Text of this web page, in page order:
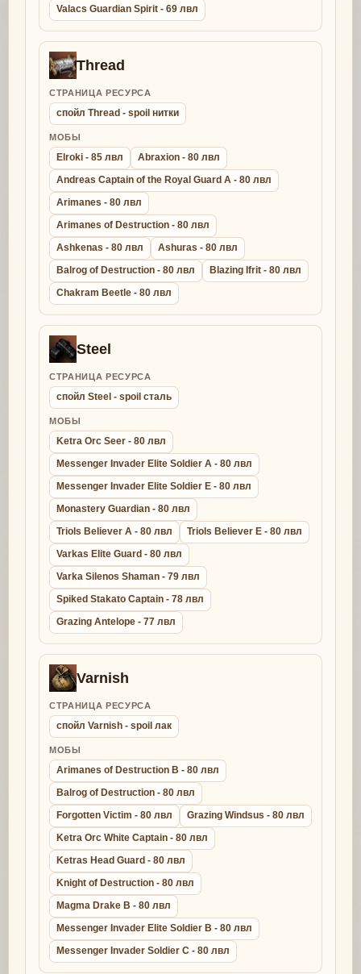
Valacs Guardian Spirit - 69 лвл
Thread
СТРАНИЦА РЕСУРСА
спойл Thread - spoil нитки
МОБЫ
Elroki - 85 лвл
Abraxion - 80 лвл
Andreas Captain of the Royal Guard A - 80 лвл
Arimanes - 80 лвл
Arimanes of Destruction - 80 лвл
Ashkenas - 80 лвл
Ashuras - 80 лвл
Balrog of Destruction - 80 лвл
Blazing Ifrit - 80 лвл
Chakram Beetle - 80 лвл
Steel
СТРАНИЦА РЕСУРСА
спойл Steel - spoil сталь
МОБЫ
Ketra Orc Seer - 80 лвл
Messenger Invader Elite Soldier A - 80 лвл
Messenger Invader Elite Soldier E - 80 лвл
Monastery Guardian - 80 лвл
Triols Believer A - 80 лвл
Triols Believer E - 80 лвл
Varkas Elite Guard - 80 лвл
Varka Silenos Shaman - 79 лвл
Spiked Stakato Captain - 78 лвл
Grazing Antelope - 77 лвл
Varnish
СТРАНИЦА РЕСУРСА
спойл Varnish - spoil лак
МОБЫ
Arimanes of Destruction B - 80 лвл
Balrog of Destruction - 80 лвл
Forgotten Victim - 80 лвл
Grazing Windsus - 80 лвл
Ketra Orc White Captain - 80 лвл
Ketras Head Guard - 80 лвл
Knight of Destruction - 80 лвл
Magma Drake B - 80 лвл
Messenger Invader Elite Soldier B - 80 лвл
Messenger Invader Soldier C - 80 лвл